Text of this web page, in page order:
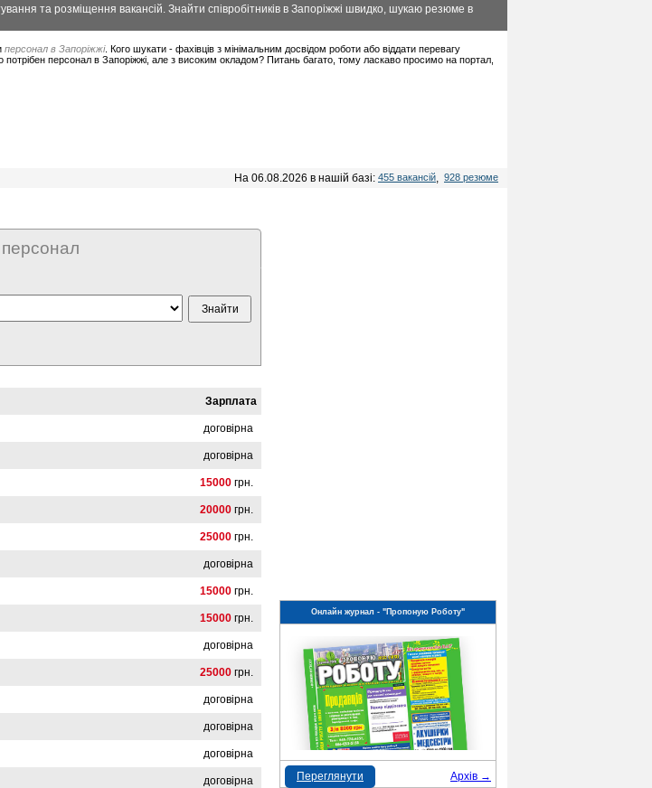
та розміщення вакансій. Знайти співробітників в Запоріжжі швидко, шукаю резюме в
персонал в Запоріжжі. Кого шукати - фахівців з мінімальним досвідом роботи або віддати перевагу
персонал в Запоріжжі, але з високим окладом? Питань багато, тому ласкаво просимо на портал,
На 06.08.2026 в нашій базі: 455 вакансій, 928 резюме
Зарплата
договірна
договірна
15000 грн.
20000 грн.
25000 грн.
договірна
15000 грн.
15000 грн.
договірна
25000 грн.
договірна
договірна
договірна
договірна
Онлайн журнал - "Пропоную Роботу"
Архів →
Переглянути